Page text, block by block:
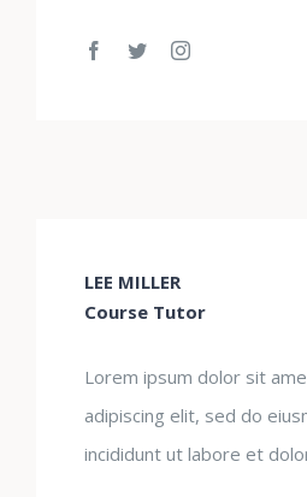
LEE MILLER
Course Tutor
Lorem ipsum dolor sit
adipiscing elit, sed do
incididunt ut labore et